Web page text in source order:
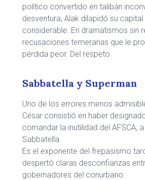
político convertido en talibán
desventura, Alak dilapidó su capital
considerable. En dramatismos sin
recusaciones temerarias que le
pérdida peor. Del respeto.
Sabbatella y Superman
Uno de los errores menos
César consistió en haber
comandar la inutilidad del AFSCA,
Sabbatella.
Es el exponente del frepasismo
despertó claras desconfianzas
gobernadores del conurbano.